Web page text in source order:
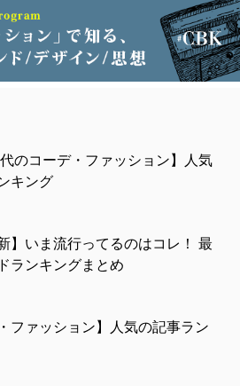
代のコーデ・ファッション】人気
キング
】いま流行ってるのはコレ！ 最
ランキングまとめ
ファッション】人気の記事ラン